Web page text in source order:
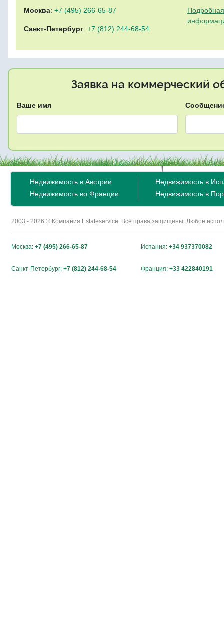
Москва: +7 (495) 266-65-87
Санкт-Петербург: +7 (812) 244-68-54
Заявка на коммерческий
Ваше имя
Недвижимость в Австрии
Недвижимость во Франции
Недвижимость в
Недвижимость в
2003 - 2026 © Компания Estateservice. Все права защищены. Любое
Москва: +7 (495) 266-65-87 Испания: +34 937370082
Санкт-Петербург: +7 (812) 244-68-54 Франция: +33 422840191